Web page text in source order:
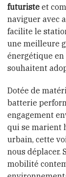
futuriste et
naviguer avec
facilite le
une meilleure
énergétique
souhaitent
Dotée de
batterie
engagement
qui se marient
urbain, cette
nous déplacer.
mobilité